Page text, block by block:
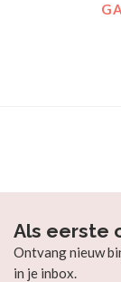
Als eerste
Ontvang nieuw
in je inbox.